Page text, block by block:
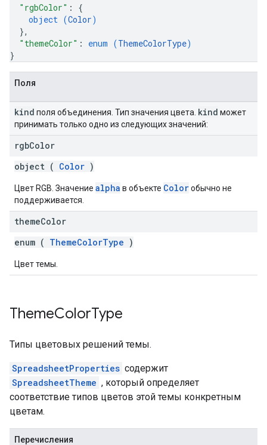
"rgbColor" : {
object (Color)
},
"themeColor" : enum (ThemeColorType)
}
Поля
kind поля объединения. Тип значения цвета. kind может
принимать только одно из следующих значений:
rgbColor
object ( Color )
Цвет RGB. Значение alpha в объекте Colorобычно не
поддерживается.
themeColor
enum ( ThemeColorType )
Цвет темы.
ThemeColorType
Типы цветовых решений темы.
SpreadsheetProperties содержит
SpreadsheetTheme , который определяет
соответствие типов цветов этой темы конкретным
цветам.
Перечисления